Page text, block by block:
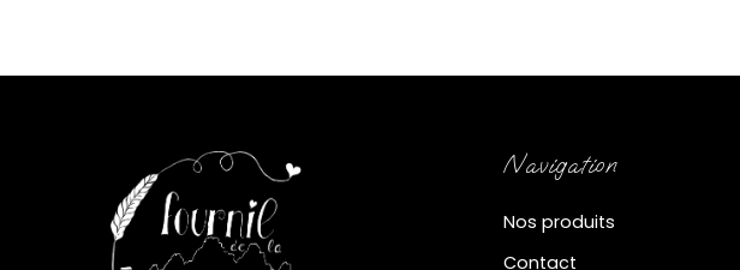
Navigation
Nos produits
Contact